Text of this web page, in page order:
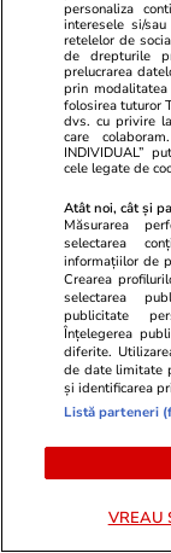
între cele
O singură
pentru Bibi
spre al
Libertatea.ro
Ultimele știri
Știri România
Știri Externe
personaliza
interesele si/
retelelor de
de drepturile
prelucrarea
prin
folosirea tuturor
dvs. cu privire
care
INDIVIDUAL”
cele legate de
Atât noi, cât și
Măsurarea
selectarea
informațiilor de
Crearea
selectarea
publicitate
Înțelegerea
diferite.
de date limitate
și identificarea
Listă parteneri
VREAU